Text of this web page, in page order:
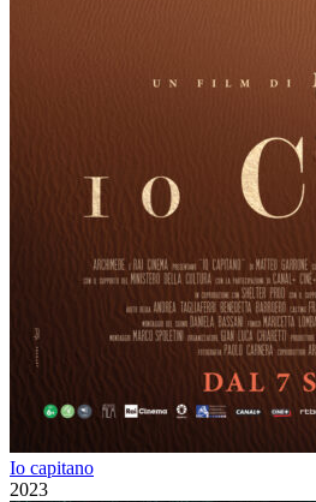
Io capitano
2023